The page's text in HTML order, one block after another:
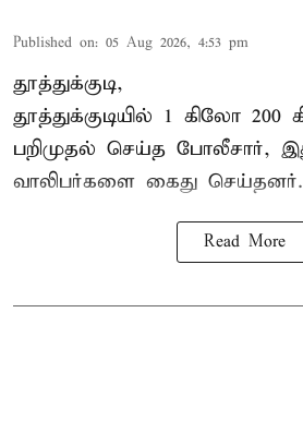
Published on: 05 Aug 2026, 4:53 pm
தூத்துக்குடி,
தூத்துக்குடியில் 1 கிலோ 200
பறிமுதல் செய்த போலீசார்,
வாலிபர்களை கைது செய்தனர்.
Read More